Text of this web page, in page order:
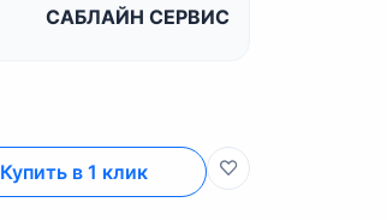
САБЛАЙН СЕРВИС
Купить в 1 клик